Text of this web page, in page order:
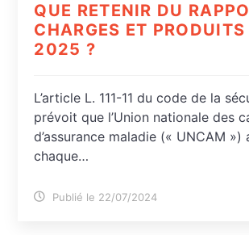
QUE RETENIR DU
CHARGES ET PRODUITS
2025 ?
L’article L. 111-11 du code de la
prévoit que l’Union nationale des
d’assurance maladie (« UNCAM »)
chaque…
Publié le 22/07/2024